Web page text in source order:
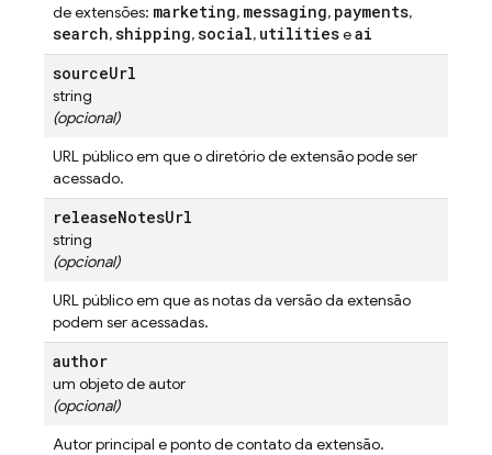
de extensões: marketing, messaging, payments,
search,shipping,social, utilitieseai
sourceUrl
string
(opcional)
URL público em que o diretório de extensão pode ser
acessado.
releaseNotesUrl
string
(opcional)
URL público em que as notas da versão da extensão
podem ser acessadas.
author
um objeto de autor
(opcional)
Autor principal e ponto de contato da extensão.